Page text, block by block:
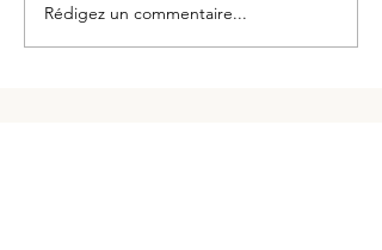
établissements français labellisés...
Rédigez un commentaire...